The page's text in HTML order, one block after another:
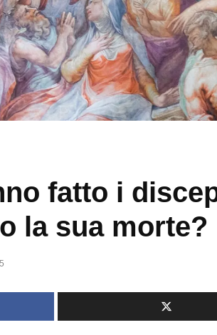
fatto i
la sua morte?